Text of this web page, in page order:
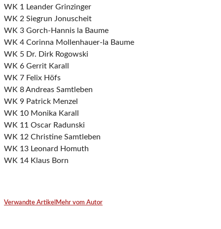
WK 1 Leander Grinzinger
WK 2 Siegrun Jonuscheit
WK 3 Gorch-Hannis la Baume
WK 4 Corinna Mollenhauer-la Baume
WK 5 Dr. Dirk Rogowski
WK 6 Gerrit Karall
WK 7 Felix Höfs
WK 8 Andreas Samtleben
WK 9 Patrick Menzel
WK 10 Monika Karall
WK 11 Oscar Radunski
WK 12 Christine Samtleben
WK 13 Leonard Homuth
WK 14 Klaus Born
Verwandte Artikel Mehr vom Autor